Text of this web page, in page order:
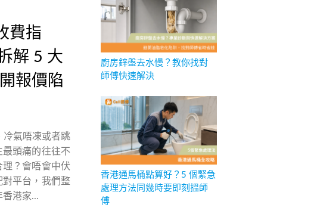
費指
解 5 大
報價陷
冷氣唔凍或者跳
頭痛的往往不
？會唔會中伏
平台，我們整
港家...
廚房鋅盤去水慢？教你找對
師傅快速解決
香港通馬桶點算好？5 個緊急
處理方法同幾時要即刻搵師
傅